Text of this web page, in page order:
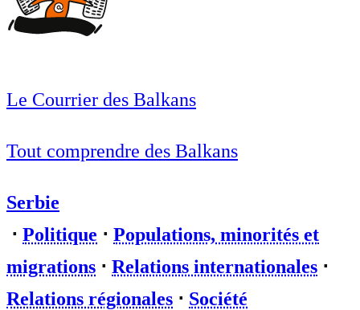
Le Courrier des Balkans
Tout comprendre des Balkans
Serbie
⋅ Politique ⋅ Populations, minorités et
migrations ⋅ Relations internationales ⋅
Relations régionales ⋅ Société